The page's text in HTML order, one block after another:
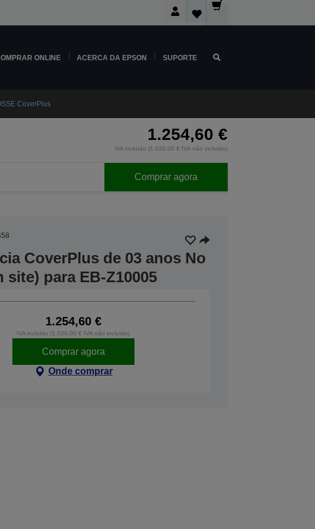
ONLINE ACERCA DA EPSON SUPORTE
CoverPlus
1.254,60 €
IVA incluído (1.020,00 € IVA não incluído)
Comprar agora
CoverPlus de 03 anos No
site) para EB-Z10005
1.254,60 €
IVA incluído (1.020,00 € IVA não incluído)
Comprar agora
Onde comprar